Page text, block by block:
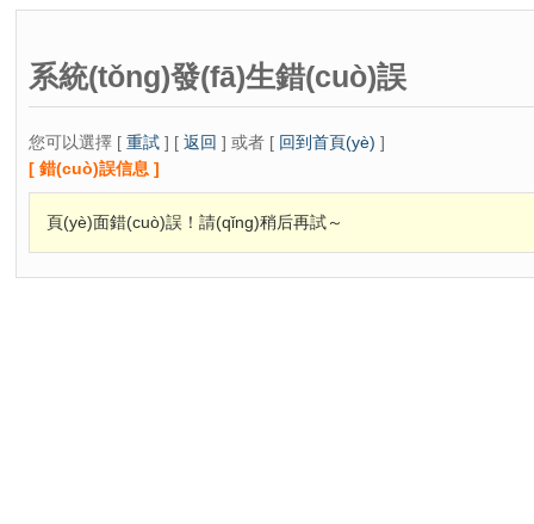
系統(tǒng)發(fā)生錯(cuò)誤
您可以選擇 [ 重試 ] [ 返回 ] 或者 [ 回到首頁(yè) ]
[ 錯(cuò)誤信息 ]
頁(yè)面錯(cuò)誤！請(qǐng)稍后再試～